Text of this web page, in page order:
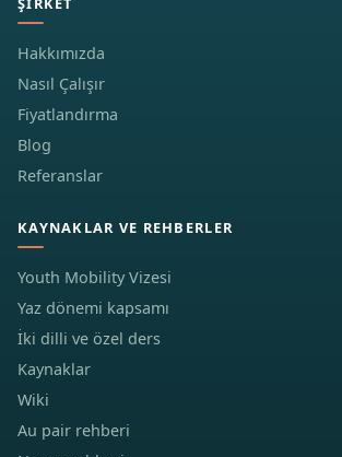
Hakkımızda
Nasıl Çalışır
Fiyatlandırma
Blog
Referanslar
KAYNAKLAR VE REHBERLER
Youth Mobility Vizesi
Yaz dönemi kapsamı
İki dilli ve özel ders
Kaynaklar
Wiki
Au pair rehberi